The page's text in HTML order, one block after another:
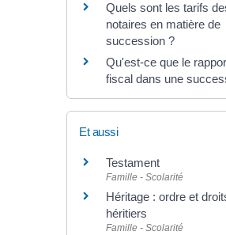
Quels sont les tarifs
notaires en matière de
succession ?
Qu'est-ce que le
fiscal dans une
Et aussi
Testament
Famille - Scolarité
Héritage : ordre et
héritiers
Famille - Scolarité